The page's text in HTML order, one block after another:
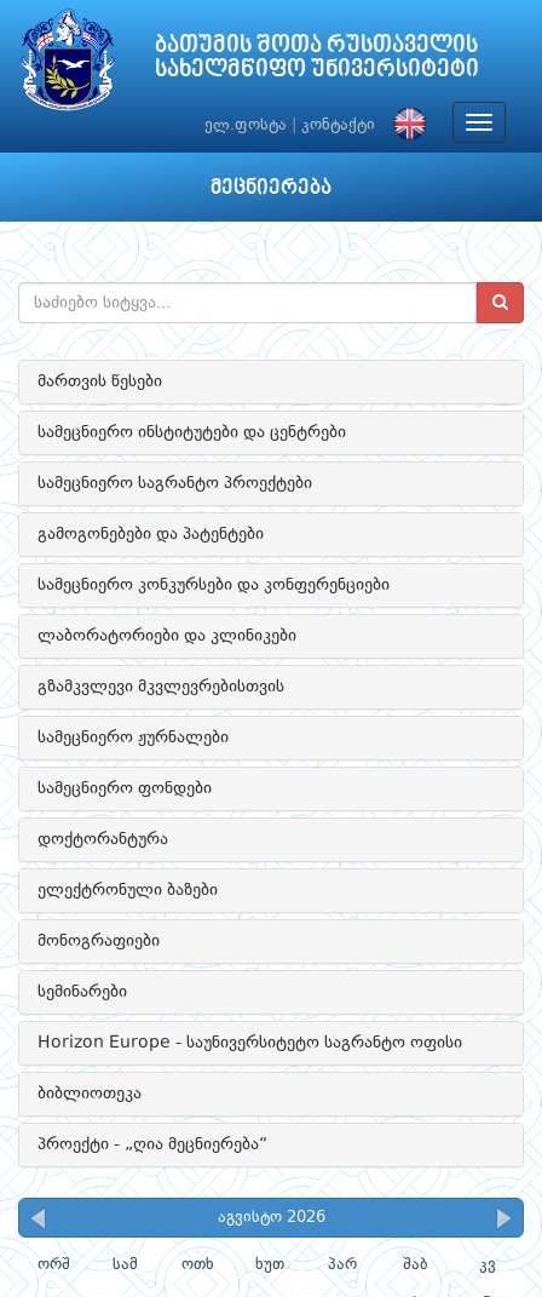
ბათუმის შოთა რუსთაველის
სახელმწიფო უნივერსიტეტი
ელ.ფოსტა კონტაქტი
Toggle
მეცნიერება
მართვის წესები
სამეცნიერო ინსტიტუტები და ცენტრები
სამეცნიერო საგრანტო პროექტები
გამოგონებები და პატენტები
სამეცნიერო კონკურსები და კონფერენციები
ლაბორატორიები და კლინიკები
გზამკვლევი მკვლევრებისთვის
სამეცნიერო ჟურნალები
სამეცნიერო ფონდები
დოქტორანტურა
ელექტრონული ბაზები
მონოგრაფიები
სემინარები
Horizon Europe - საუნივერსიტეტო საგრანტო ოფისი
ბიბლიოთეკა
პროექტი - „ღია მეცნიერება“
აგვისტო 2026
ორშ სამ ოთხ ხუთ პარ შაბ კვ